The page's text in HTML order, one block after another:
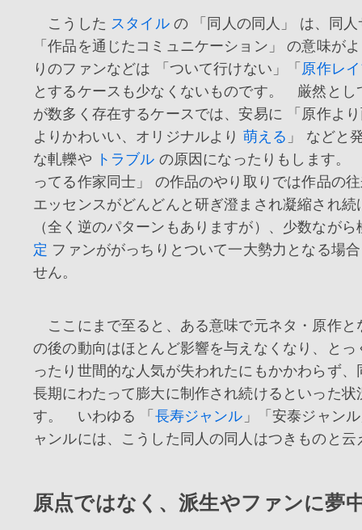
こうした スタイルの 「同人の同人」 は、同人
「作品を通じたコミュニケーション」 の意味が
りのファンなどは 「ついて行けない」「 原作レ
とするケースも少なくないものです。 厳然とし
が数多く存在するケースでは、安易に 「原作よ
よりかわいい、オリジナルより 萌える 」 などと
な軋轢や トラブル の原因になったりもします
ってる作家同士」 の作品のやり取りでは作品の
エッセンスがどんどんと研ぎ澄まされ凝縮され続
（全く逆のパターンもありますが）、少数なが
定 ファンががっちりとついて一大勢力となる場
せん。
ここにまで至ると、ある意味で元ネタ・原作と
の後の動向はほとんど影響を与えなくなり、とっ
ったり世間的な人気が失われたにもかかわらず、
長期にわたって膨大に制作され続けるといった状
す。 いわゆる 「 長寿ジャンル 」「安泰ジャン
ャンルには、こうした同人の同人はつきものと云
原点ではなく、派生やファンに夢